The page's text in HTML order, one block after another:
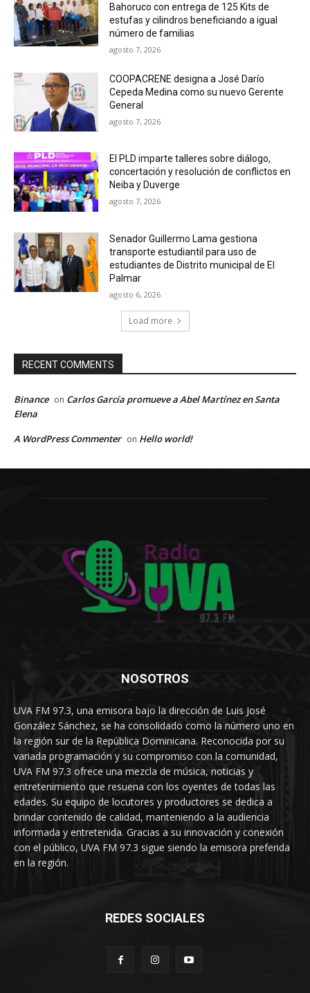
Bahoruco con entrega de 125 Kits de
estufas y cilindros beneficiando a igual
número de familias
agosto 7, 2026
COOPACRENE designa a José Darío
Cepeda Medina como su nuevo Gerente
General
agosto 7, 2026
El PLD imparte talleres sobre diálogo,
concertación y resolución de conflictos en
Neiba y Duverge
agosto 7, 2026
Senador Guillermo Lama gestiona
transporte estudiantil para uso de
estudiantes de Distrito municipal de El
Palmar
agosto 6, 2026
Load more
RECENT COMMENTS
Binance on Carlos García promueve a Abel Martínez en Santa
Elena
A WordPress Commenter on Hello world!
NOSOTROS
UVA FM 97.3, una emisora bajo la dirección de Luis José
González Sánchez, se ha consolidado como la número uno en
la región sur de la República Dominicana. Reconocida por su
variada programación y su compromiso con la comunidad,
UVA FM 97.3 ofrece una mezcla de música, noticias y
entretenimiento que resuena con los oyentes de todas las
edades. Su equipo de locutores y productores se dedica a
brindar contenido de calidad, manteniendo a la audiencia
informada y entretenida. Gracias a su innovación y conexión
con el público, UVA FM 97.3 sigue siendo la emisora preferida
en la región.
REDES SOCIALES